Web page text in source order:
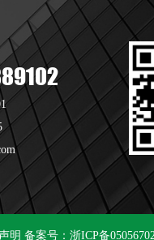
明 备案号：浙ICP备